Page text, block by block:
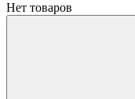
Нет товаров